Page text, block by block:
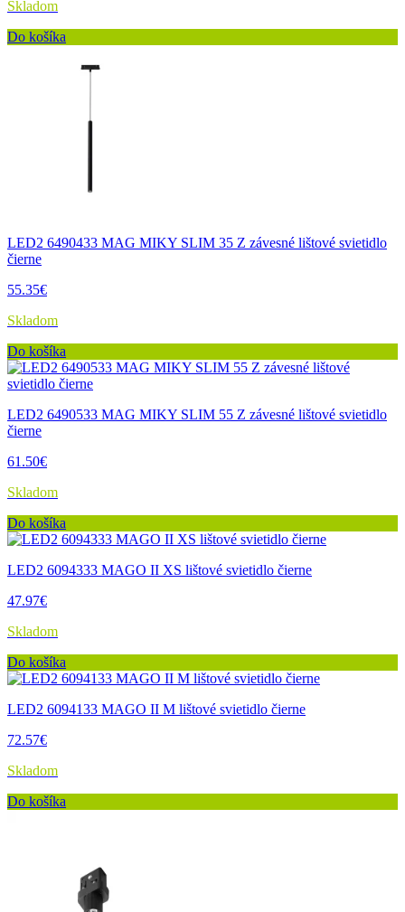
Skladom
Do košíka
LED2 6490433 MAG MIKY SLIM 35 Z závesné lištové svietidlo
čierne
55.35€
Skladom
Do košíka
LED2 6490533 MAG MIKY SLIM 55 Z závesné lištové svietidlo
čierne
61.50€
Skladom
Do košíka
LED2 6094333 MAGO II XS lištové svietidlo čierne
47.97€
Skladom
Do košíka
LED2 6094133 MAGO II M lištové svietidlo čierne
72.57€
Skladom
Do košíka